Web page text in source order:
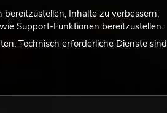
LICHT
Inhalte zu verbessern,
Support-Funktionen bereitzustellen.
Technisch erforderliche Dienste sind